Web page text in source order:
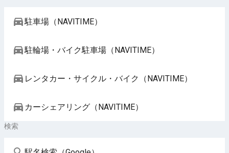
駐車場（NAVITIME）
駐輪場・バイク駐車場（NAVITIME）
レンタカー・サイクル・バイク（NAVITIME）
カーシェアリング（NAVITIME）
検索